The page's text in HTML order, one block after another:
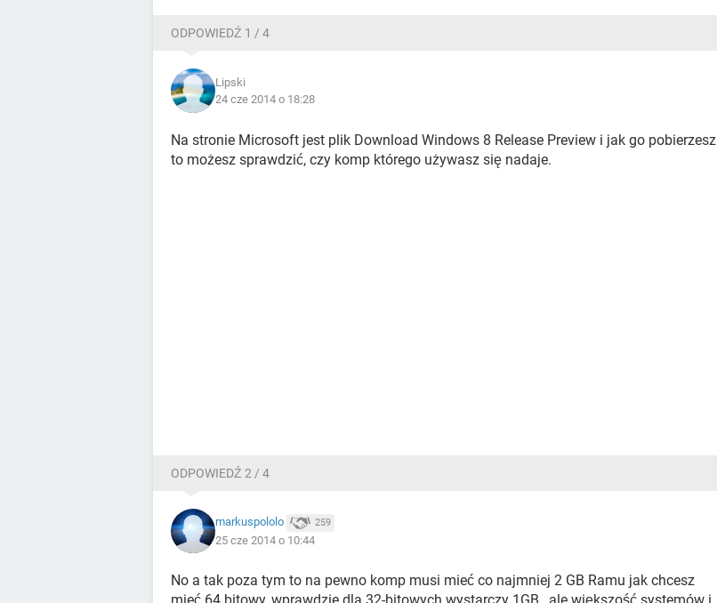
ODPOWIEDŹ 1 / 4
Lipski
24 cze 2014 o 18:28
Na stronie Microsoft jest plik Download Windows 8 Release Preview i jak go pobierzesz
to możesz sprawdzić, czy komp którego używasz się nadaje.
ODPOWIEDŹ 2 / 4
markuspololo 259
25 cze 2014 o 10:44
No a tak poza tym to na pewno komp musi mieć co najmniej 2 GB Ramu jak chcesz